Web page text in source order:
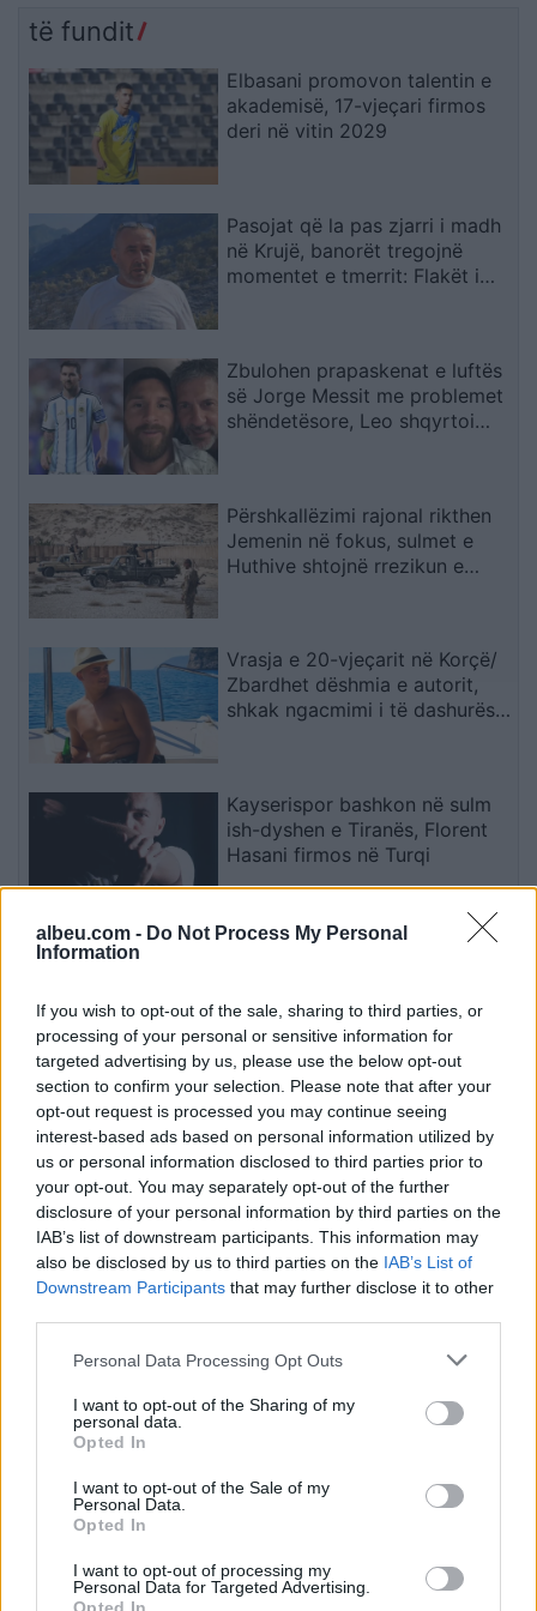
albeu.com - Do Not Process My Personal
Information
If you wish to opt-out of the sale, sharing to third parties, or
processing of your personal or sensitive information for
targeted advertising by us, please use the below opt-out
section to confirm your selection. Please note that after your
opt-out request is processed you may continue seeing
interest-based ads based on personal information utilized by
us or personal information disclosed to third parties prior to
your opt-out. You may separately opt-out of the further
disclosure of your personal information by third parties on the
IAB’s list of downstream participants. This information may
also be disclosed by us to third parties on the IAB’s List of
Downstream Participants that may further disclose it to other
Personal Data Processing Opt Outs
I want to opt-out of the Sharing of my
personal data.
Opted In
I want to opt-out of the Sale of my
Personal Data.
Opted In
I want to opt-out of processing my
Personal Data for Targeted Advertising.
të fundit
Elbasani promovon talentin e
akademisë, 17-vjeçari firmos
deri në vitin 2029
Pasojat që la pas zjarri i madh
në Krujë, banorët tregojnë
momentet e tmerrit: Flakët i
Zbulohen prapaskenat e luftës
së Jorge Messit me problemet
shëndetësore, Leo shqyrtoi
Përshkallëzimi rajonal rikthen
Jemenin në fokus, sulmet e
Huthive shtojnë rrezikun e
Vrasja e 20-vjeçarit në Korçë/
Zbardhet dëshmia e autorit,
shkak ngacmimi i të dashurës
Kayserispor bashkon në sulm
ish-dyshen e Tiranës, Florent
Hasani firmos në Turqi
Përplasje e rëndë në
humb jetën një shofer dhe
plagoset rëndë një tjetër
Esim for Global
for Turkey|Esim for Germany|Esim for Greece|